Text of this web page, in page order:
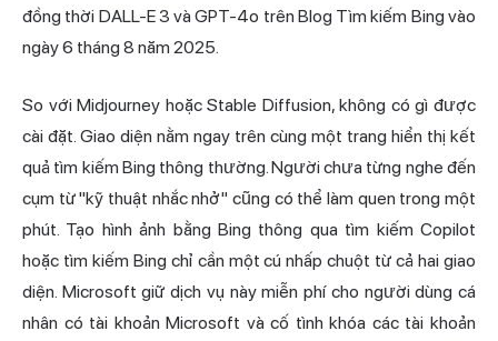
đồng thời DALL-E 3 và GPT-4o trên Blog Tìm kiếm Bing vào
ngày 6 tháng 8 năm 2025.
So với Midjourney hoặc Stable Diffusion, không có gì được
cài đặt. Giao diện nằm ngay trên cùng một trang hiển thị kết
quả tìm kiếm Bing thông thường. Người chưa từng nghe đến
cụm từ "kỹ thuật nhắc nhở" cũng có thể làm quen trong một
phút. Tạo hình ảnh bằng Bing thông qua tìm kiếm Copilot
hoặc tìm kiếm Bing chỉ cần một cú nhấp chuột từ cả hai giao
diện. Microsoft giữ dịch vụ này miễn phí cho người dùng cá
nhân có tài khoản Microsoft và cố tình khóa các tài khoản